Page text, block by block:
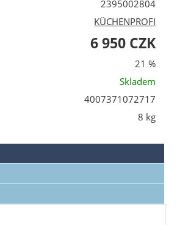
2395002804
KÜCHENPROFI
6 950 CZK
21 %
Skladem
4007371072717
8 kg